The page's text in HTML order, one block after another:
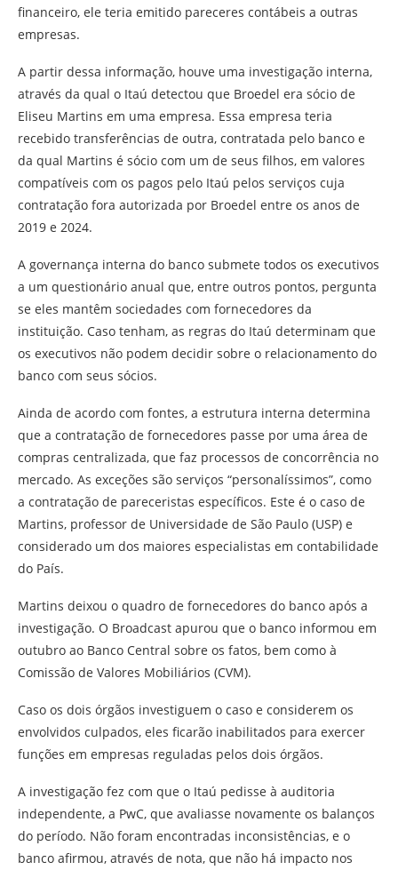
financeiro, ele teria emitido pareceres contábeis a outras
empresas.
A partir dessa informação, houve uma investigação interna,
através da qual o Itaú detectou que Broedel era sócio de
Eliseu Martins em uma empresa. Essa empresa teria
recebido transferências de outra, contratada pelo banco e
da qual Martins é sócio com um de seus filhos, em valores
compatíveis com os pagos pelo Itaú pelos serviços cuja
contratação fora autorizada por Broedel entre os anos de
2019 e 2024.
A governança interna do banco submete todos os executivos
a um questionário anual que, entre outros pontos, pergunta
se eles mantêm sociedades com fornecedores da
instituição. Caso tenham, as regras do Itaú determinam que
os executivos não podem decidir sobre o relacionamento do
banco com seus sócios.
Ainda de acordo com fontes, a estrutura interna determina
que a contratação de fornecedores passe por uma área de
compras centralizada, que faz processos de concorrência no
mercado. As exceções são serviços “personalíssimos”, como
a contratação de pareceristas específicos. Este é o caso de
Martins, professor de Universidade de São Paulo (USP) e
considerado um dos maiores especialistas em contabilidade
do País.
Martins deixou o quadro de fornecedores do banco após a
investigação. O Broadcast apurou que o banco informou em
outubro ao Banco Central sobre os fatos, bem como à
Comissão de Valores Mobiliários (CVM).
Caso os dois órgãos investiguem o caso e considerem os
envolvidos culpados, eles ficarão inabilitados para exercer
funções em empresas reguladas pelos dois órgãos.
A investigação fez com que o Itaú pedisse à auditoria
independente, a PwC, que avaliasse novamente os balanços
do período. Não foram encontradas inconsistências, e o
banco afirmou, através de nota, que não há impacto nos